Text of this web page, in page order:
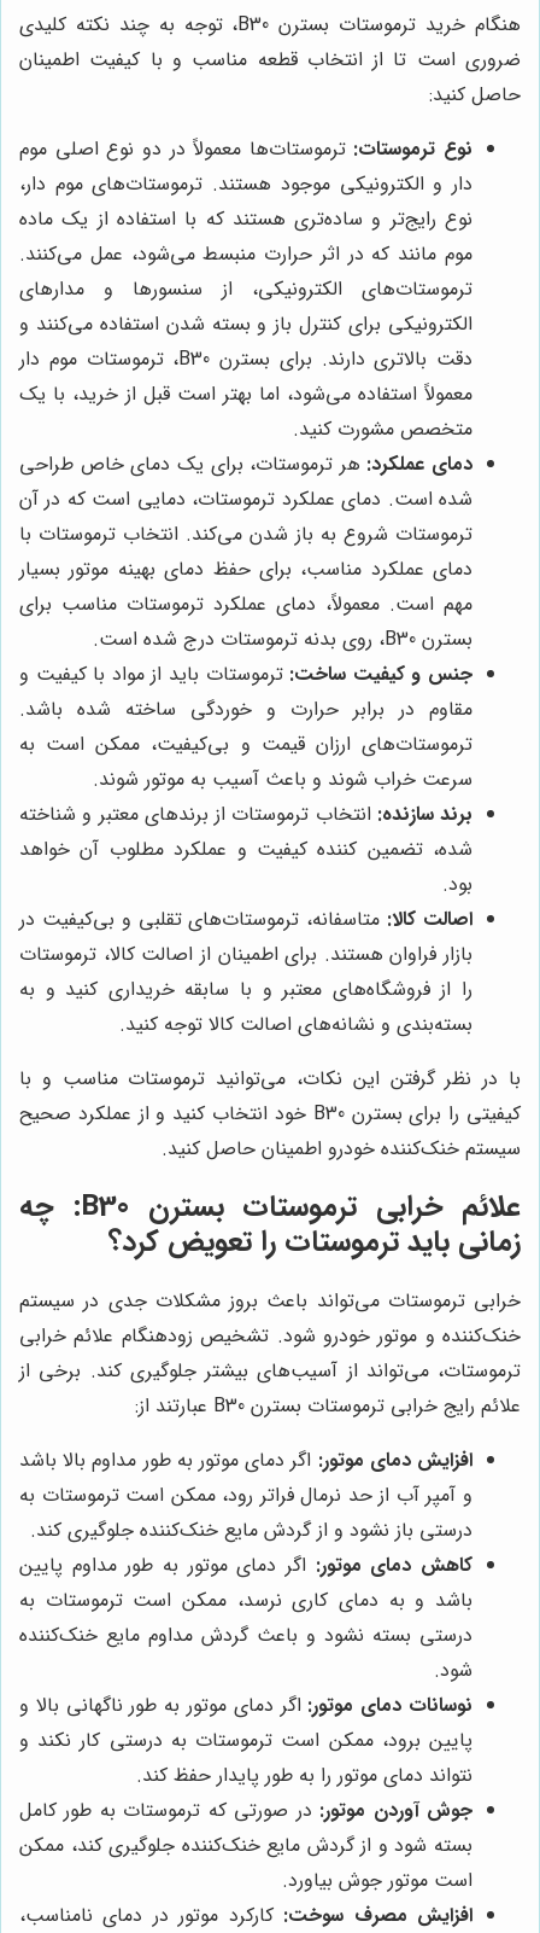
هنگام خرید ترموستات بسترن B30، توجه به چند نکته کلیدی
ضروری است تا از انتخاب قطعه مناسب و با کیفیت اطمینان
حاصل کنید:
نوع ترموستات: ترموستات‌ها معمولاً در دو نوع اصلی موم
دار و الکترونیکی موجود هستند. ترموستات‌های موم دار،
نوع رایج‌تر و ساده‌تری هستند که با استفاده از یک ماده
موم مانند که در اثر حرارت منبسط می‌شود، عمل می‌کنند.
ترموستات‌های الکترونیکی، از سنسورها و مدارهای
الکترونیکی برای کنترل باز و بسته شدن استفاده می‌کنند و
دقت بالاتری دارند. برای بسترن B30، ترموستات موم دار
معمولاً استفاده می‌شود، اما بهتر است قبل از خرید، با یک
متخصص مشورت کنید.
دمای عملکرد: هر ترموستات، برای یک دمای خاص طراحی
شده است. دمای عملکرد ترموستات، دمایی است که در آن
ترموستات شروع به باز شدن می‌کند. انتخاب ترموستات با
دمای عملکرد مناسب، برای حفظ دمای بهینه موتور بسیار
مهم است. معمولاً، دمای عملکرد ترموستات مناسب برای
بسترن B30، روی بدنه ترموستات درج شده است.
جنس و کیفیت ساخت: ترموستات باید از مواد با کیفیت و
مقاوم در برابر حرارت و خوردگی ساخته شده باشد.
ترموستات‌های ارزان قیمت و بی‌کیفیت، ممکن است به
سرعت خراب شوند و باعث آسیب به موتور شوند.
برند سازنده: انتخاب ترموستات از برندهای معتبر و شناخته
شده، تضمین کننده کیفیت و عملکرد مطلوب آن خواهد
بود.
اصالت کالا: متاسفانه، ترموستات‌های تقلبی و بی‌کیفیت در
بازار فراوان هستند. برای اطمینان از اصالت کالا، ترموستات
را از فروشگاه‌های معتبر و با سابقه خریداری کنید و به
بسته‌بندی و نشانه‌های اصالت کالا توجه کنید.
با در نظر گرفتن این نکات، می‌توانید ترموستات مناسب و با
کیفیتی را برای بسترن B30 خود انتخاب کنید و از عملکرد صحیح
سیستم خنک‌کننده خودرو اطمینان حاصل کنید.
علائم خرابی ترموستات بسترن B30: چه
زمانی باید ترموستات را تعویض کرد؟
خرابی ترموستات می‌تواند باعث بروز مشکلات جدی در سیستم
خنک‌کننده و موتور خودرو شود. تشخیص زودهنگام علائم خرابی
ترموستات، می‌تواند از آسیب‌های بیشتر جلوگیری کند. برخی از
علائم رایج خرابی ترموستات بسترن B30 عبارتند از:
افزایش دمای موتور: اگر دمای موتور به طور مداوم بالا باشد
و آمپر آب از حد نرمال فراتر رود، ممکن است ترموستات به
درستی باز نشود و از گردش مایع خنک‌کننده جلوگیری کند.
کاهش دمای موتور: اگر دمای موتور به طور مداوم پایین
باشد و به دمای کاری نرسد، ممکن است ترموستات به
درستی بسته نشود و باعث گردش مداوم مایع خنک‌کننده
شود.
نوسانات دمای موتور: اگر دمای موتور به طور ناگهانی بالا و
پایین برود، ممکن است ترموستات به درستی کار نکند و
نتواند دمای موتور را به طور پایدار حفظ کند.
جوش آوردن موتور: در صورتی که ترموستات به طور کامل
بسته شود و از گردش مایع خنک‌کننده جلوگیری کند، ممکن
است موتور جوش بیاورد.
افزایش مصرف سوخت: کارکرد موتور در دمای نامناسب،